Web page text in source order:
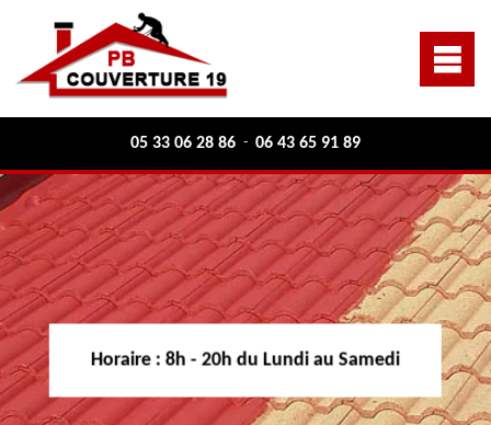
05 33 06 28 86 - 06 43 65 91 89
Horaire : 8h - 20h du Lundi au Samedi